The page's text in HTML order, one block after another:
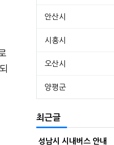
안산시
시흥시
오산시
양평군
최근글
성남시 시내버스 안내